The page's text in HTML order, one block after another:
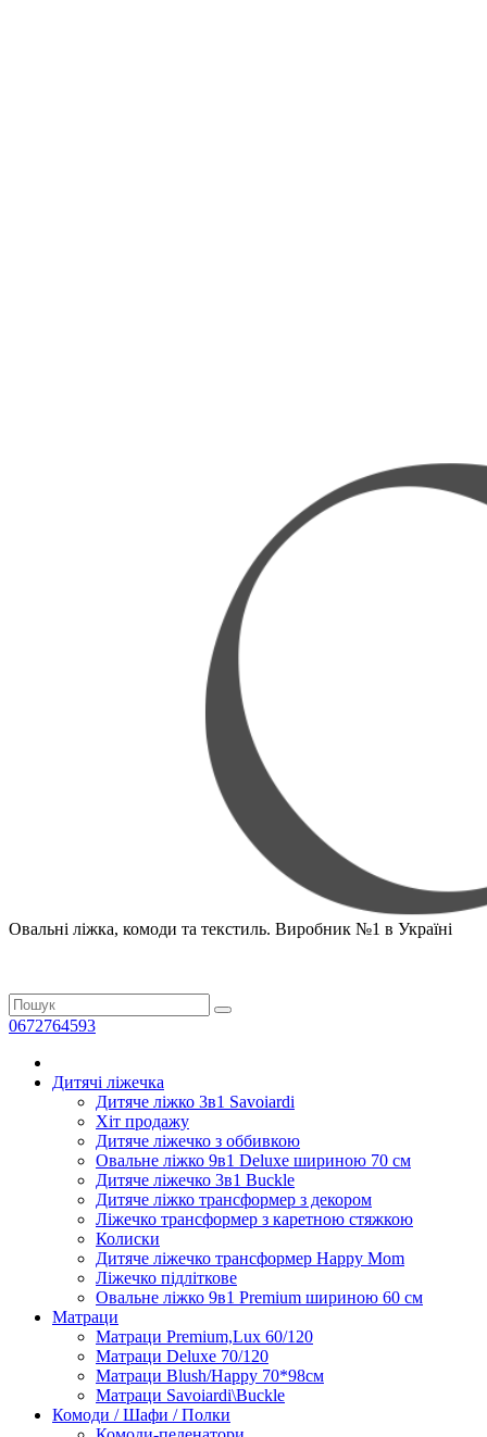
Овальні ліжка, комоди та текстиль. Виробник №1 в Україні
0672764593
Дитячі ліжечка
Дитяче ліжко 3в1 Savoiardi
Хіт продажу
Дитяче ліжечко з оббивкою
Овальне ліжко 9в1 Deluxe шириною 70 см
Дитяче ліжечко 3в1 Buckle
Дитяче ліжко трансформер з декором
Ліжечко трансформер з каретною стяжкою
Колиски
Дитяче ліжечко трансформер Happy Mom
Ліжечко підліткове
Овальне ліжко 9в1 Premium шириною 60 см
Матраци
Матраци Premium,Lux 60/120
Матраци Deluxe 70/120
Матраци Blush/Happy 70*98см
Матраци Savoiardi\Buckle
Комоди / Шафи / Полки